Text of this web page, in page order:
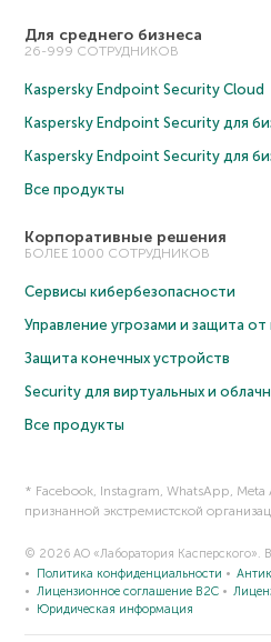
Для среднего бизнеса
26-999 СОТРУДНИКОВ
Kaspersky Endpoint Security Cloud
Kaspersky Endpoint Security для
Kaspersky Endpoint Security для
Все продукты
Корпоративные решения
БОЛЕЕ 1000 СОТРУДНИКОВ
Сервисы кибербезопасности
Управление угрозами и защита от
Защита конечных устройств
Security для виртуальных и
Все продукты
* Facebook, Instagram, WhatsApp,
признанной экстремистской
© 2026 АО «Лаборатория Касперского».
Политика конфиденциальности
Лицензионное соглашение B2C
Юридическая информация